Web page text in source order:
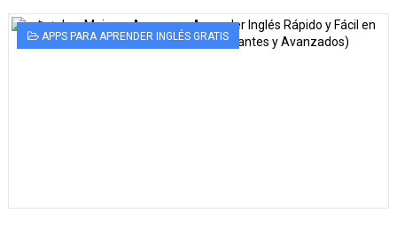
APPS PARA APRENDER INGLÉS GRATIS